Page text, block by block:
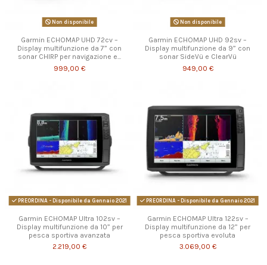
Non disponibile
Garmin ECHOMAP UHD 72cv –
Display multifunzione da 7” con
sonar CHIRP per navigazione e...
999,00 €
Non disponibile
Garmin ECHOMAP UHD 92sv –
Display multifunzione da 9” con
sonar SideVü e ClearVü
949,00 €
PREORDINA - Disponibile da Gennaio 2021
Garmin ECHOMAP Ultra 102sv –
Display multifunzione da 10” per
pesca sportiva avanzata
2.219,00 €
PREORDINA - Disponibile da Gennaio 2021
Garmin ECHOMAP Ultra 122sv –
Display multifunzione da 12” per
pesca sportiva evoluta
3.069,00 €